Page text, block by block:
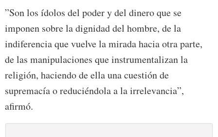
”Son los ídolos del poder y del dinero que se
imponen sobre la dignidad del hombre, de la
indiferencia que vuelve la mirada hacia otra parte,
de las manipulaciones que instrumentalizan la
religión, haciendo de ella una cuestión de
supremacía o reduciéndola a la irrelevancia”,
afirmó.